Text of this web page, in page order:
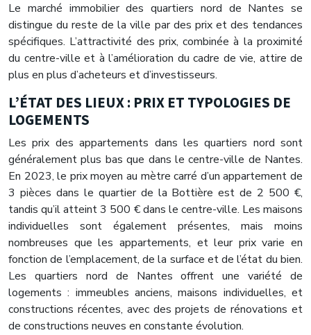
Le marché immobilier des quartiers nord de Nantes se
distingue du reste de la ville par des prix et des tendances
spécifiques. L’attractivité des prix, combinée à la proximité
du centre-ville et à l’amélioration du cadre de vie, attire de
plus en plus d’acheteurs et d’investisseurs.
L’ÉTAT DES LIEUX : PRIX ET TYPOLOGIES DE
LOGEMENTS
Les prix des appartements dans les quartiers nord sont
généralement plus bas que dans le centre-ville de Nantes.
En 2023, le prix moyen au mètre carré d’un appartement de
3 pièces dans le quartier de la Bottière est de 2 500 €,
tandis qu’il atteint 3 500 € dans le centre-ville. Les maisons
individuelles sont également présentes, mais moins
nombreuses que les appartements, et leur prix varie en
fonction de l’emplacement, de la surface et de l’état du bien.
Les quartiers nord de Nantes offrent une variété de
logements : immeubles anciens, maisons individuelles, et
constructions récentes, avec des projets de rénovations et
de constructions neuves en constante évolution.